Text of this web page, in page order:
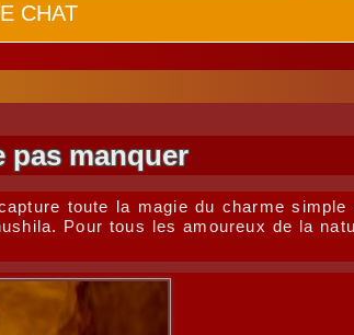
CHAT
pas manquer
toute la magie du charme
Pour tous les amoureux de la